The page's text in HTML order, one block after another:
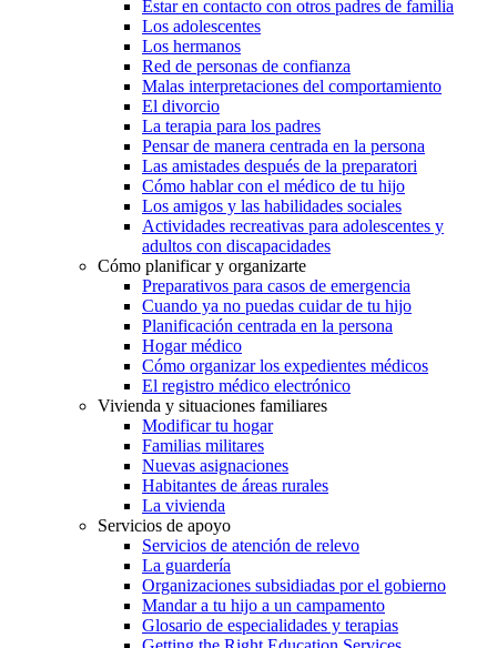
Estar en contacto con otros padres de familia
Los adolescentes
Los hermanos
Red de personas de confianza
Malas interpretaciones del comportamiento
El divorcio
La terapia para los padres
Pensar de manera centrada en la persona
Las amistades después de la preparatori
Cómo hablar con el médico de tu hijo
Los amigos y las habilidades sociales
Actividades recreativas para adolescentes y
adultos con discapacidades
Cómo planificar y organizarte
Preparativos para casos de emergencia
Cuando ya no puedas cuidar de tu hijo
Planificación centrada en la persona
Hogar médico
Cómo organizar los expedientes médicos
El registro médico electrónico
Vivienda y situaciones familiares
Modificar tu hogar
Familias militares
Nuevas asignaciones
Habitantes de áreas rurales
La vivienda
Servicios de apoyo
Servicios de atención de relevo
La guardería
Organizaciones subsidiadas por el gobierno
Mandar a tu hijo a un campamento
Glosario de especialidades y terapias